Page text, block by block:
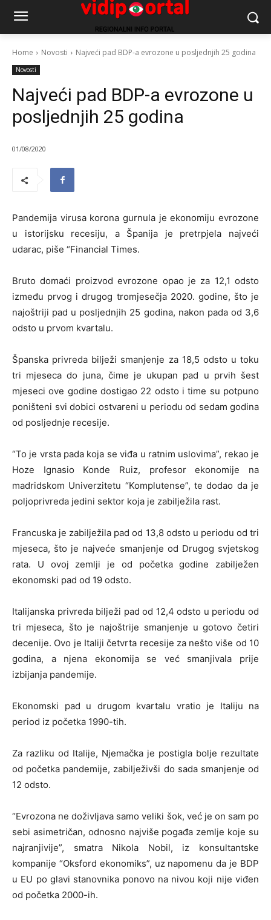
Home Novosti Najveći pad BDP-a evrozone u posljednjih 25 godina
Novosti
Najveći pad BDP-a evrozone u
posljednjih 25 godina
01/08/2020
Pandemija virusa korona gurnula je ekonomiju evrozone
u istorijsku recesiju, a Španija je pretrpjela najveći
udarac, piše “Financial Times.
Bruto domaći proizvod evrozone opao je za 12,1 odsto
između prvog i drugog tromjesečja 2020. godine, što je
najoštriji pad u posljednjih 25 godina, nakon pada od 3,6
odsto u prvom kvartalu.
Španska privreda bilježi smanjenje za 18,5 odsto u toku
tri mjeseca do juna, čime je ukupan pad u prvih šest
mjeseci ove godine dostigao 22 odsto i time su potpuno
poništeni svi dobici ostvareni u periodu od sedam godina
od posljednje recesije.
“To je vrsta pada koja se viđa u ratnim uslovima”, rekao je
Hoze Ignasio Konde Ruiz, profesor ekonomije na
madridskom Univerzitetu “Komplutense”, te dodao da je
poljoprivreda jedini sektor koja je zabilježila rast.
Francuska je zabilježila pad od 13,8 odsto u periodu od tri
mjeseca, što je najveće smanjenje od Drugog svjetskog
rata. U ovoj zemlji je od početka godine zabilježen
ekonomski pad od 19 odsto.
Italijanska privreda bilježi pad od 12,4 odsto u periodu od
tri mjeseca, što je najoštrije smanjenje u gotovo četiri
decenije. Ovo je Italiji četvrta recesije za nešto više od 10
godina, a njena ekonomija se već smanjivala prije
izbijanja pandemije.
Ekonomski pad u drugom kvartalu vratio je Italiju na
period iz početka 1990-tih.
Za razliku od Italije, Njemačka je postigla bolje rezultate
od početka pandemije, zabilježivši do sada smanjenje od
12 odsto.
“Evrozona ne doživljava samo veliki šok, već je on sam po
sebi asimetričan, odnosno najviše pogađa zemlje koje su
najranjivije”, smatra Nikola Nobil, iz konsultantske
kompanije “Oksford ekonomiks”, uz napomenu da je BDP
u EU po glavi stanovnika ponovo na nivou koji nije viđen
od početka 2000-ih.